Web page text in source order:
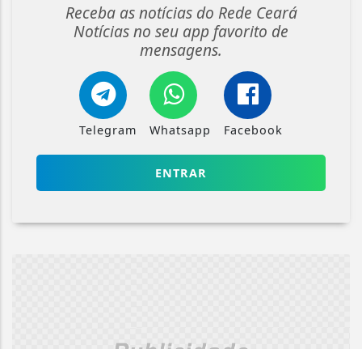
Receba as notícias do Rede Ceará
Notícias no seu app favorito de
mensagens.
Telegram Whatsapp Facebook
ENTRAR